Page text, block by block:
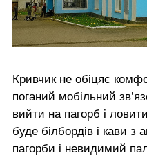
Кривчик не обіцяє
поганий мобільний
вийти на пагорб і
буде білбордів і кави з
пагорби і невидимий